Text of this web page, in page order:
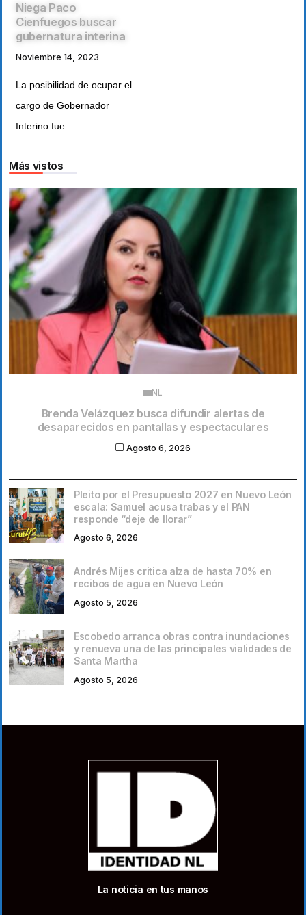
Niega Paco
Cienfuegos buscar
gubernatura interina
Noviembre 14, 2023
La posibilidad de ocupar el
cargo de Gobernador
Interino fue...
Más vistos
NL
Brenda Velázquez busca difundir alertas de
desaparecidos en pantallas y espectaculares
Agosto 6, 2026
Pleito por el Presupuesto 2027 en Nuevo León
escala: Samuel acusa trabas y el PAN
responde “deje de llorar”
Agosto 6, 2026
Andrés Mijes critica alza de hasta 70% en
recibos de agua en Nuevo León
Agosto 5, 2026
Escobedo arranca obras contra inundaciones
y renueva una de las principales vialidades de
Santa Martha
Agosto 5, 2026
La noticia en tus manos